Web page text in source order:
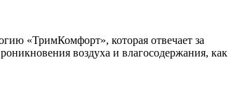
«ТримКомфорт», которая отвечает за
воздуха и влагосодержания, как